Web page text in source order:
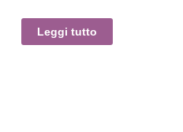
Leggi tutto